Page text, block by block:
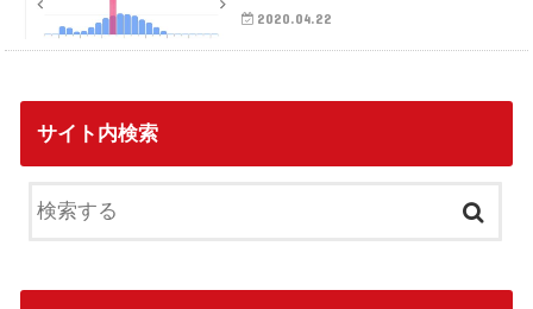
2020.04.22
サイト内検索